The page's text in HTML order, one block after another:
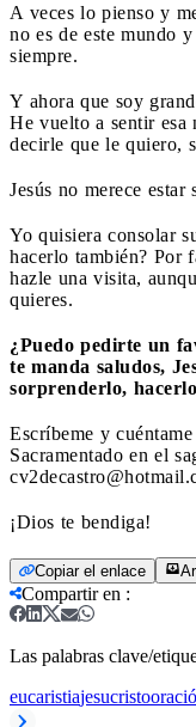
A veces lo pienso y
no es de este mundo
siempre.
Y ahora que soy
He vuelto a sentir esa
decirle que le quiero,
Jesús no merece
Yo quisiera consolar
hacerlo también? Por
hazle una visita,
quieres.
¿Puedo pedirte un
te manda saludos,
sorprenderlo,
Escríbeme y
Sacramentado en el
¡Dios te bendiga!
Copiar el enlace
Compartir en :
Las palabras clave/
eucaristiajesucristo